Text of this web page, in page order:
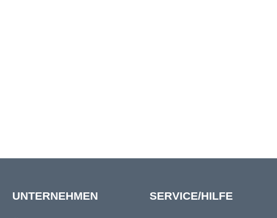
UNTERNEHMEN SERVICE/HILFE